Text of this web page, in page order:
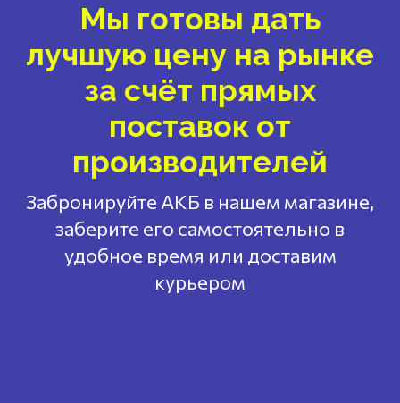
Мы готовы дать
лучшую цену на рынке
за счёт прямых
поставок от
производителей
Забронируйте АКБ в нашем магазине,
заберите его самостоятельно в
удобное время или доставим
курьером